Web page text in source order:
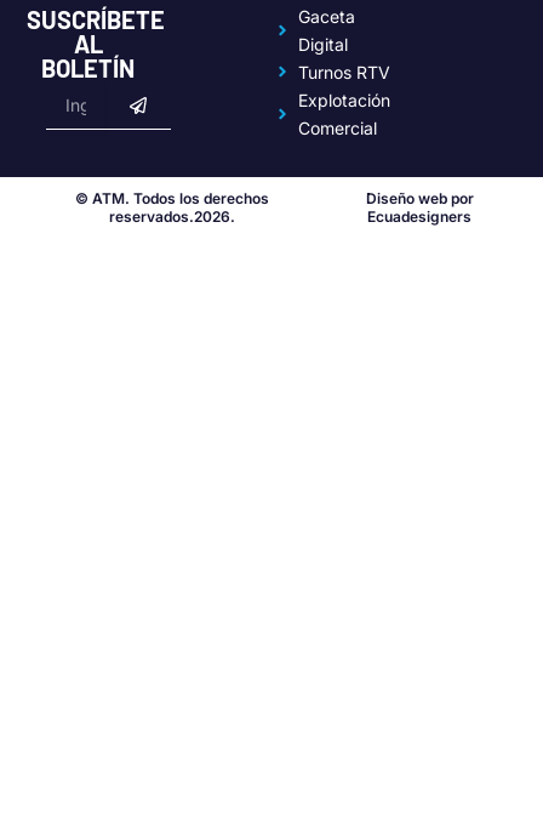
SUSCRÍBETE
AL
BOLETÍN
Gaceta
Digital
Turnos RTV
Explotación
Comercial
© ATM. Todos los derechos
reservados.2026.
Diseño web por
Ecuadesigners